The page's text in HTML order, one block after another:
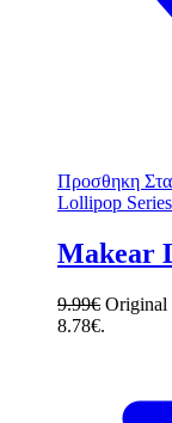
Προσθηκη
Lollipop Series
Makear
9.99€ Original
8.78€.